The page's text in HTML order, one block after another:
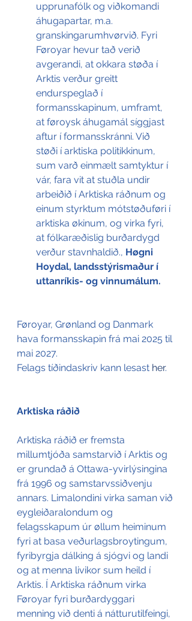
upprunafólk og viðkomandi
áhugapartar, m.a.
granskingarumhvørvið. Fyri
Føroyar hevur tað verið
avgerandi, at okkara støða í
Arktis verður greitt
endurspeglað í
formansskapinum, umframt,
at føroysk áhugamál síggjast
aftur í formansskránni. Við
støði í arktiska politikkinum,
sum varð einmælt samtyktur í
vár, fara vit at stuðla undir
arbeiðið í Arktiska ráðnum og
einum styrktum mótstøðuføri í
arktiska økinum, og virka fyri,
at fólkaræðislig burðardygd
verður stavnhaldið., Høgni
Hoydal, landsstýrismaður í
uttanríkis- og vinnumálum.
Føroyar, Grønland og Danmark
hava formansskapin frá mai 2025 til
mai 2027.
Felags tíðindaskriv kann lesast her.
Arktiska ráðið
Arktiska ráðið er fremsta
millumtjóða samstarvið í Arktis og
er grundað á Ottawa-yvirlýsingina
frá 1996 og samstarvssiðvenju
annars. Limalondini virka saman við
eygleiðaralondum og
felagsskapum úr øllum heiminum
fyri at basa veðurlagsbroytingum,
fyribyrgja dálking á sjógvi og landi
og at menna livikor sum heild í
Arktis. Í Arktiska ráðnum virka
Føroyar fyri burðardyggari
menning við denti á nátturutilfeingi,